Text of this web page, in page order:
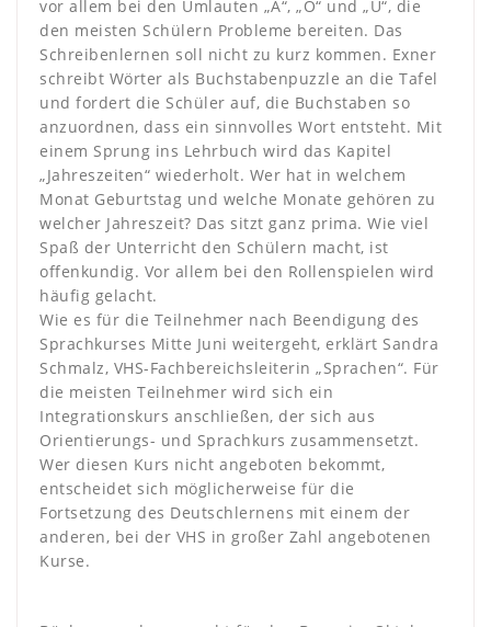
vor allem bei den Umlauten „Ä“, „Ö“ und „Ü“, die
den meisten Schülern Probleme bereiten. Das
Schreibenlernen soll nicht zu kurz kommen. Exner
schreibt Wörter als Buchstabenpuzzle an die Tafel
und fordert die Schüler auf, die Buchstaben so
anzuordnen, dass ein sinnvolles Wort entsteht. Mit
einem Sprung ins Lehrbuch wird das Kapitel
„Jahreszeiten“ wiederholt. Wer hat in welchem
Monat Geburtstag und welche Monate gehören zu
welcher Jahreszeit? Das sitzt ganz prima. Wie viel
Spaß der Unterricht den Schülern macht, ist
offenkundig. Vor allem bei den Rollenspielen wird
häufig gelacht.
Wie es für die Teilnehmer nach Beendigung des
Sprachkurses Mitte Juni weitergeht, erklärt Sandra
Schmalz, VHS-Fachbereichsleiterin „Sprachen“. Für
die meisten Teilnehmer wird sich ein
Integrationskurs anschließen, der sich aus
Orientierungs- und Sprachkurs zusammensetzt.
Wer diesen Kurs nicht angeboten bekommt,
entscheidet sich möglicherweise für die
Fortsetzung des Deutschlernens mit einem der
anderen, bei der VHS in großer Zahl angebotenen
Kurse.